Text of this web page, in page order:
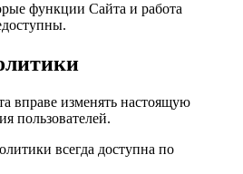
функции Сайта и работа
вправе изменять настоящую
пользователей.
всегда доступна по